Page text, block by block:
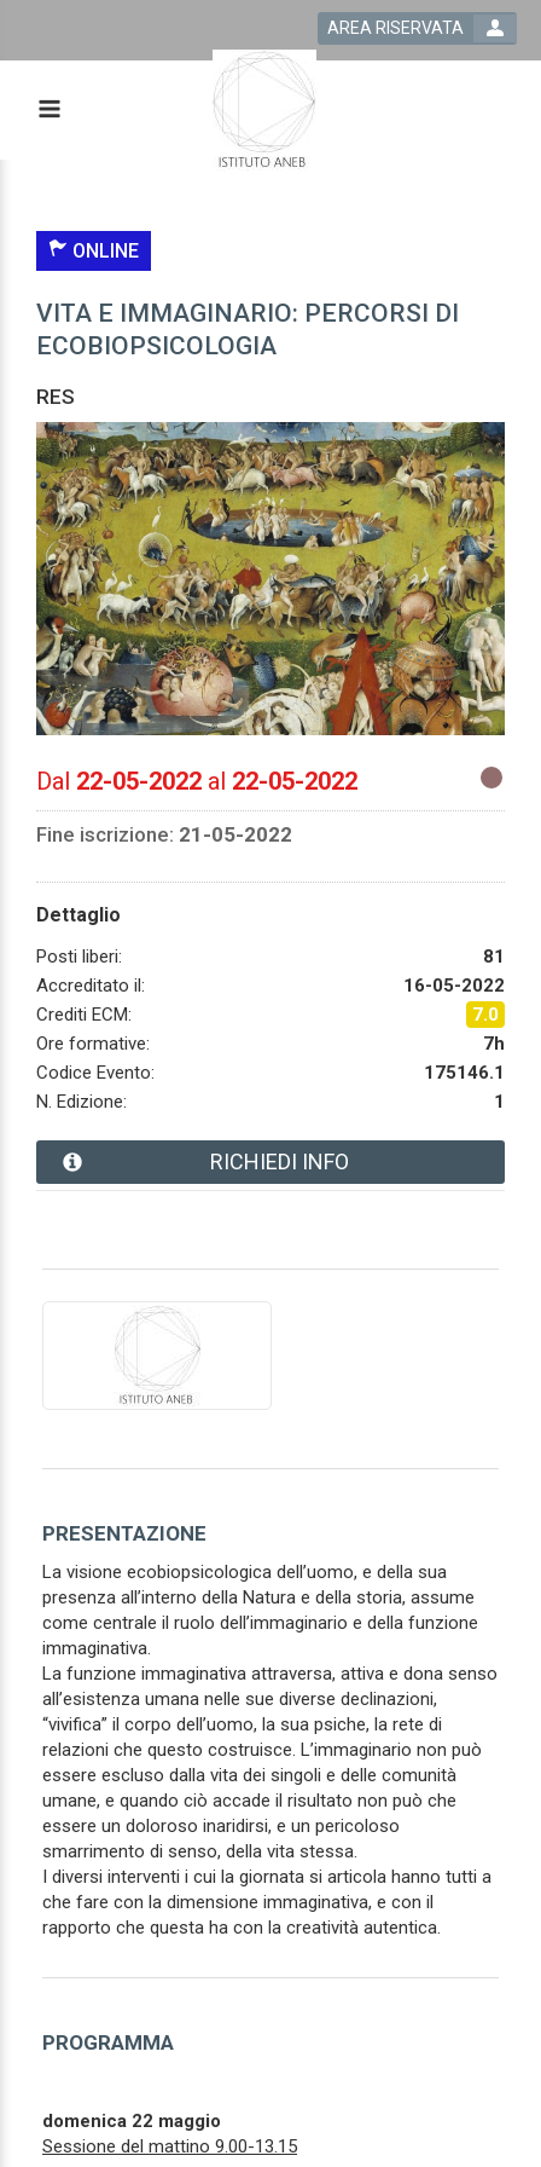
AREA RISERVATA
ONLINE
VITA E IMMAGINARIO: PERCORSI DI
ECOBIOPSICOLOGIA
RES
Dal 22-05-2022 al 22-05-2022
Fine iscrizione: 21-05-2022
Dettaglio
Posti liberi:
81
Accreditato il:
16-05-2022
Crediti ECM:
7.0
Ore formative:
7h
Codice Evento:
175146.1
N. Edizione:
1
RICHIEDI INFO
PRESENTAZIONE
La visione ecobiopsicologica dell’uomo, e della sua
presenza all’interno della Natura e della storia, assume
come centrale il ruolo dell’immaginario e della funzione
immaginativa.
La funzione immaginativa attraversa, attiva e dona senso
all’esistenza umana nelle sue diverse declinazioni,
“vivifica” il corpo dell’uomo, la sua psiche, la rete di
relazioni che questo costruisce. L’immaginario non può
essere escluso dalla vita dei singoli e delle comunità
umane, e quando ciò accade il risultato non può che
essere un doloroso inaridirsi, e un pericoloso
smarrimento di senso, della vita stessa.
I diversi interventi i cui la giornata si articola hanno tutti a
che fare con la dimensione immaginativa, e con il
rapporto che questa ha con la creatività autentica.
PROGRAMMA
domenica 22 maggio
Sessione del mattino 9.00-13.15